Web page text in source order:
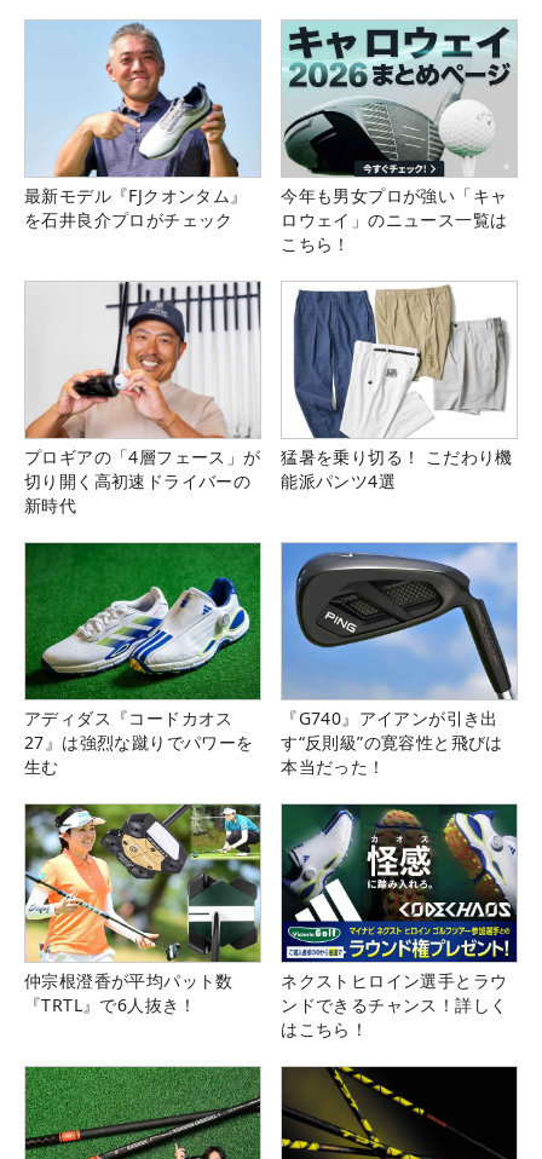
最新モデル『FJクオンタム』
を石井良介プロがチェック
今年も男女プロが強い「キャ
ロウェイ」のニュース一覧は
こちら！
プロギアの「4層フェース」が
切り開く高初速ドライバーの
新時代
猛暑を乗り切る！ こだわり機
能派パンツ4選
アディダス『コードカオス
27』は強烈な蹴りでパワーを
生む
『G740』アイアンが引き出
す“反則級”の寛容性と飛びは
本当だった！
仲宗根澄香が平均パット数
『TRTL』で6人抜き！
ネクストヒロイン選手とラウ
ンドできるチャンス！詳しく
はこちら！